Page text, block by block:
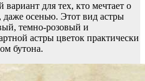
для тех, кто мечтает о
даже осенью. Этот вид астры
темно-розовый и
астры цветок практически
бутона.